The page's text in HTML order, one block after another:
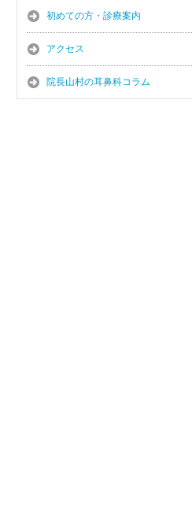
初めての方・診療案内
アクセス
院長山村の耳鼻科コラム